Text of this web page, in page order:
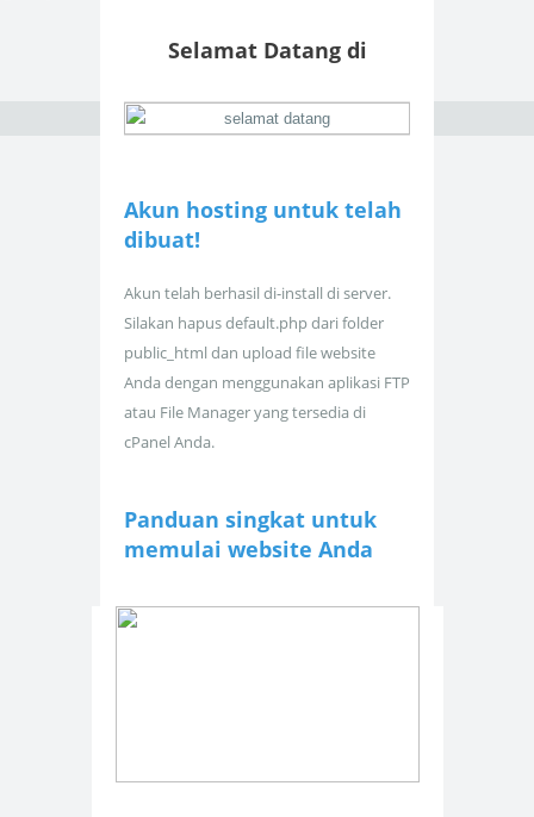
Selamat Datang di
Akun hosting untuk telah
dibuat!
Akun telah berhasil di-install di server.
Silakan hapus default.php dari folder
public_html dan upload file website
Anda dengan menggunakan aplikasi FTP
atau File Manager yang tersedia di
cPanel Anda.
Panduan singkat untuk
memulai website Anda